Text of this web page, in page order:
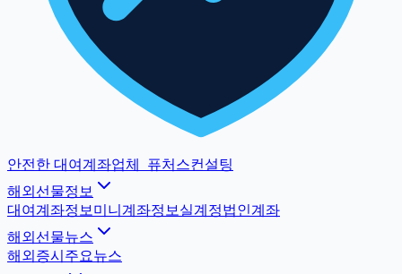
안전한 대여계좌업체
퓨처스컨설팅
해외선물정보
대여계좌정보 미니계좌정보 실계정법인계좌
해외선물뉴스
해외증시 주요뉴스